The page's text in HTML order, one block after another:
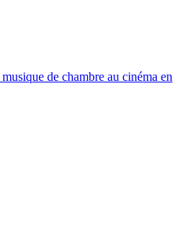
de chambre au cinéma en